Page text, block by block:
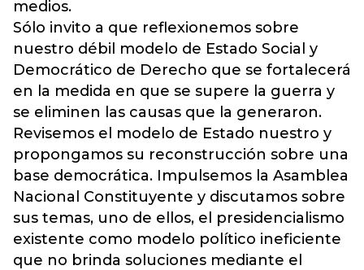
medios.
Sólo invito a que reflexionemos sobre
nuestro débil modelo de Estado Social y
Democrático de Derecho que se fortalecerá
en la medida en que se supere la guerra y
se eliminen las causas que la generaron.
Revisemos el modelo de Estado nuestro y
propongamos su reconstrucción sobre una
base democrática. Impulsemos la Asamblea
Nacional Constituyente y discutamos sobre
sus temas, uno de ellos, el presidencialismo
existente como modelo político ineficiente
que no brinda soluciones mediante el